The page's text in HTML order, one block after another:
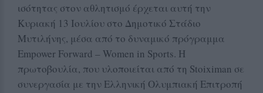
ισότητας στον αθλητισμό έρχεται αυτή την
Κυριακή 13 Ιουλίου στο Δημοτικό Στάδιο
Μυτιλήνης, μέσα από το δυναμικό πρόγραμμα
Empower Forward – Women in Sports. Η
πρωτοβουλία, που υλοποιείται από τη Stoiximan σε
συνεργασία με την Ελληνική Ολυμπιακή Επιτροπή